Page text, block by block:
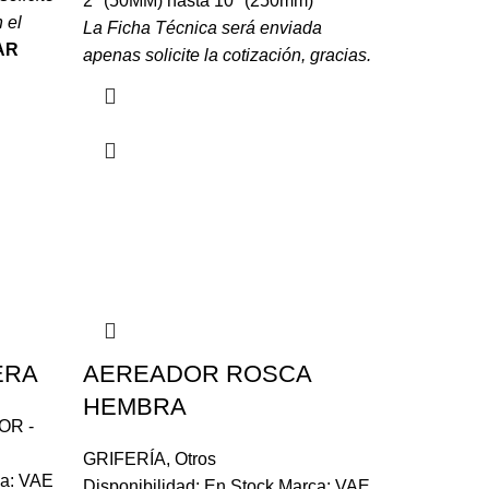
el
La Ficha Técnica será enviada
apenas solicite la cotización, gracias.
-
VAE
AEREADOR ROSCA
HEMBRA
GRIFERÍA, Otros